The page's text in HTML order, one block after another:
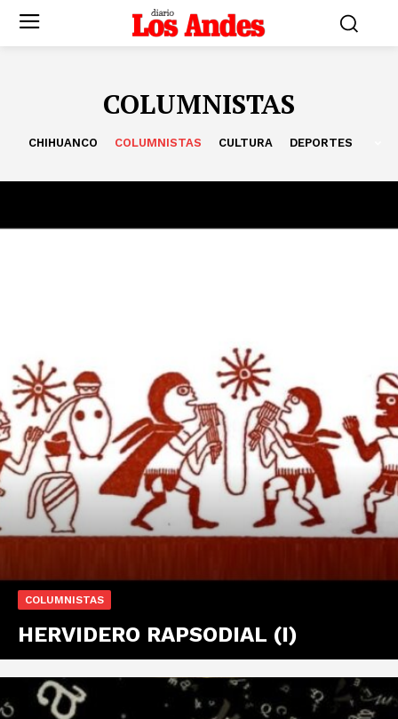
COLUMNISTAS
CHIHUANCO COLUMNISTAS CULTURA DEPORTES
COLUMNISTAS
HERVIDERO RAPSODIAL (I)